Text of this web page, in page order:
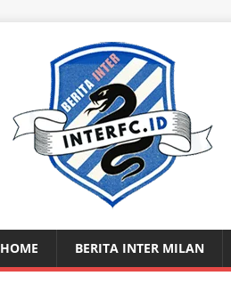
HOME BERITA INTER MILAN